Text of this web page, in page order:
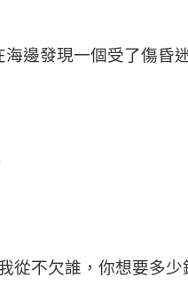
邊發現一個受了傷昏
從不欠誰，你想要多少